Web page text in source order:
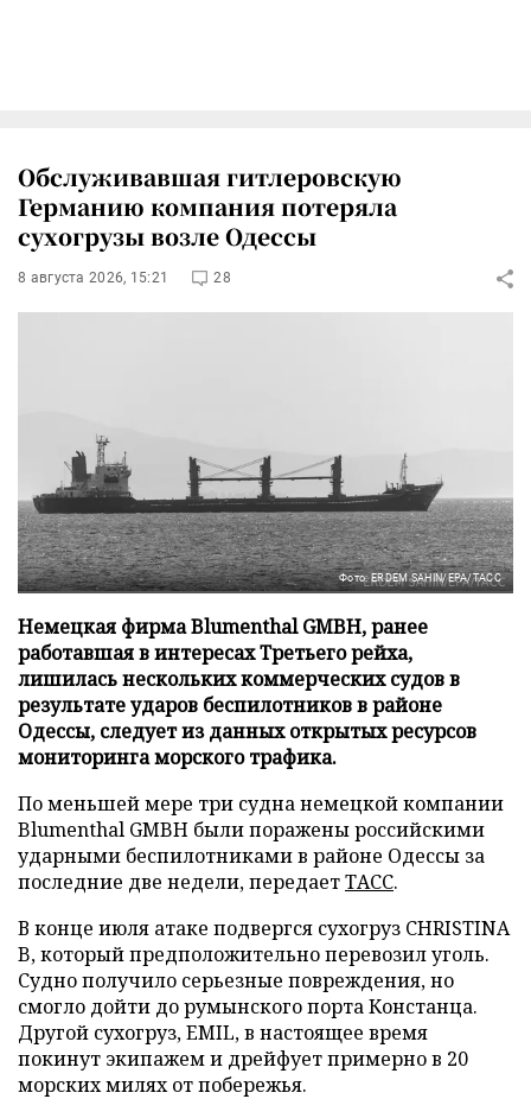
Обслуживавшая гитлеровскую
Германию компания потеряла
сухогрузы возле Одессы
8 августа 2026, 15:21 28
Фото: ERDEM SAHIN/EPA/ТАСС
Немецкая фирма Blumenthal GMBH, ранее
работавшая в интересах Третьего рейха,
лишилась нескольких коммерческих судов в
результате ударов беспилотников в районе
Одессы, следует из данных открытых ресурсов
мониторинга морского трафика.
По меньшей мере три судна немецкой компании
Blumenthal GMBH были поражены российскими
ударными беспилотниками в районе Одессы за
последние две недели, передаетТАСС.
В конце июля атаке подвергся сухогруз CHRISTINA
B, который предположительно перевозил уголь.
Судно получило серьезные повреждения, но
смогло дойти до румынского порта Констанца.
Другой сухогруз, EMIL, в настоящее время
покинут экипажем и дрейфует примерно в 20
морских милях от побережья.